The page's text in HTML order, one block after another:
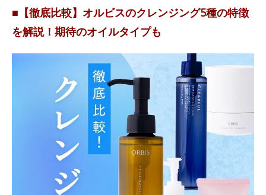
■【徹底比較】オルビスのクレンジング5種の特徴
を解説！期待のオイルタイプも